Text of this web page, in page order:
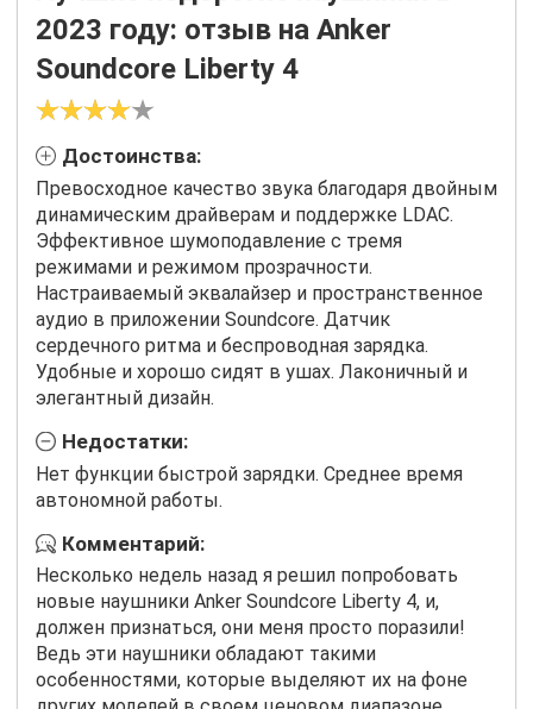
2023 году: отзыв на Anker
Soundcore Liberty 4
Достоинства:
Превосходное качество звука благодаря двойным
динамическим драйверам и поддержке LDAC.
Эффективное шумоподавление с тремя
режимами и режимом прозрачности.
Настраиваемый эквалайзер и пространственное
аудио в приложении Soundcore. Датчик
сердечного ритма и беспроводная зарядка.
Удобные и хорошо сидят в ушах. Лаконичный и
элегантный дизайн.
Недостатки:
Нет функции быстрой зарядки. Среднее время
автономной работы.
Комментарий:
Несколько недель назад я решил попробовать
новые наушники Anker Soundcore Liberty 4, и,
должен признаться, они меня просто поразили!
Ведь эти наушники обладают такими
особенностями, которые выделяют их на фоне